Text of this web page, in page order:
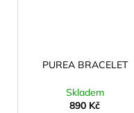
PUREA BRACELET
Skladem
890 Kč